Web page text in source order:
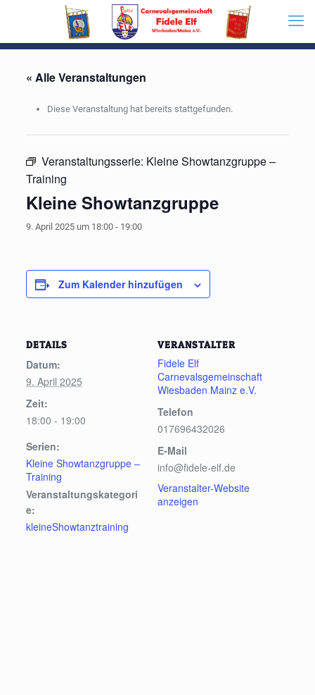
« Alle Veranstaltungen
Diese Veranstaltung hat bereits stattgefunden.
Veranstaltungsserie: Kleine Showtanzgruppe –
Training
Kleine Showtanzgruppe
9. April 2025 um 18:00- 19:00
Zum Kalender hinzufügen
DETAILS
Datum:
9. April 2025
Zeit:
18:00 - 19:00
Serien:
Kleine Showtanzgruppe –
Training
Veranstaltungskategori
e:
kleineShowtanztraining
VERANSTALTER
Fidele Elf
Carnevalsgemeinschaft
Wiesbaden Mainz e.V.
Telefon
017696432026
E-Mail
info@fidele-elf.de
Veranstalter-Website
anzeigen